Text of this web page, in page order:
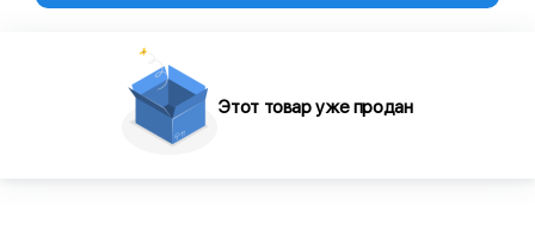
Этот товар уже продан